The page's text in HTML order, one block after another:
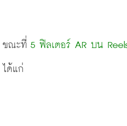
ขณะที่ 5 ฟิลเตอร์ AR บน
ได้แก่